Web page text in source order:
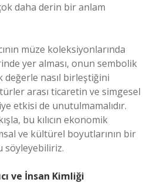
daha derin bir anlam
müze koleksiyonlarında
yer alması, onun sembolik
nasıl birleştiğini
arası ticaretin ve simgesel
etkisi de unutulmamalıdır.
bu kılıcın ekonomik
ve kültürel boyutlarının bir
söyleyebiliriz.
ve İnsan Kimliği